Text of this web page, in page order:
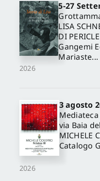
2026
5-27
LISA
DI
Gangemi
Mariaste...
2026
3 agosto
via Baia
MICHELE
Catalogo